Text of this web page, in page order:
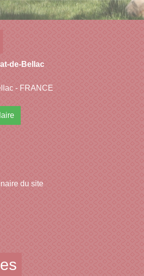
de-Bellac
- FRANCE
du site